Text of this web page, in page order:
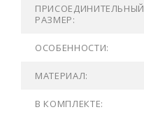
ПРИСОЕДИНИТЕЛЬНЫЙ
РАЗМЕР:
ОСОБЕННОСТИ:
МАТЕРИАЛ:
В КОМПЛЕКТЕ: